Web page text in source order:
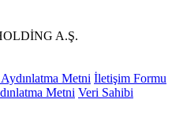
A.Ş.
Metni İletişim Formu
Metni Veri Sahibi